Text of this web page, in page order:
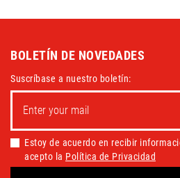
BOLETÍN DE NOVEDADES
Suscríbase a nuestro boletín:
Estoy de acuerdo en recibir
acepto la Política de Privacidad